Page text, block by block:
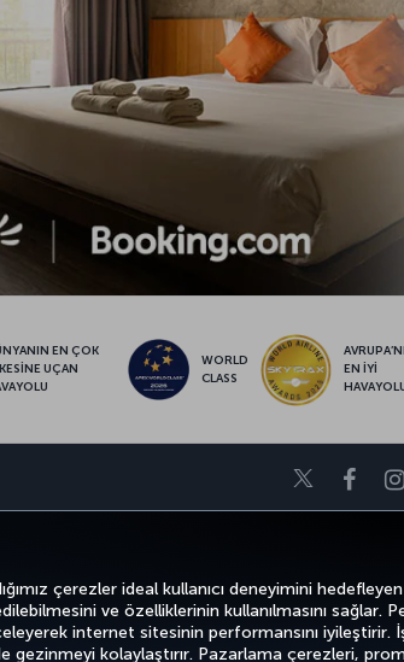
çerezler ideal kullanıcı deneyimini
ve özelliklerinin kullanılmasını sağlar.
internet sitesinin performansını iyileştirir.
gezinmeyi kolaylaştırır. Pazarlama çerezleri,
EN ÇOK
UÇAN
WORLD
CLASS
EN İYİ
Twitter
Hizmetleri Erişilebilirlik Gizlilik ve Çerez